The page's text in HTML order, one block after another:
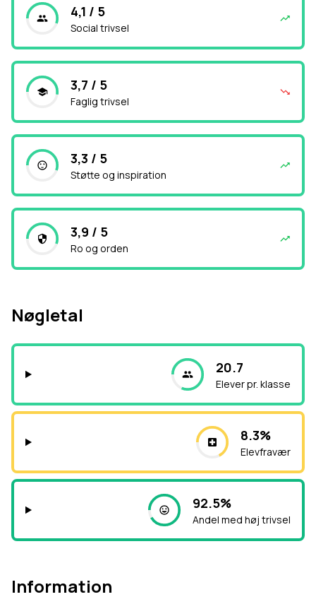
4,1 / 5
Social trivsel
3,7 / 5
Faglig trivsel
3,3 / 5
Støtte og inspiration
3,9 / 5
Ro og orden
Nøgletal
20.7
Elever pr. klasse
8.3%
Elevfravær
92.5%
Andel med høj trivsel
Information